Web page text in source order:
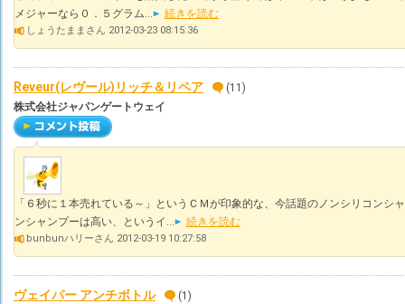
メジャーなら０．５グラム...
続きを読む
しょうたままさん 2012-03-23 08:15:36
Reveur(レヴール)リッチ＆リペア
(11)
株式会社ジャパンゲートウェイ
「６秒に１本売れている～」というＣＭが印象的な、今話題のノンシリコンシ
ンシャンプーは高い、というイ...
続きを読む
bunbunハリーさん 2012-03-19 10:27:58
ヴェイパー アンチボトル
(1)